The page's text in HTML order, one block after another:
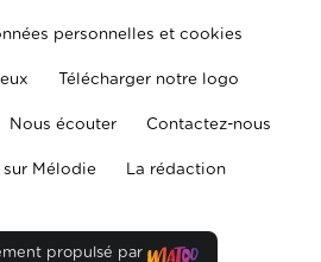
personnelles et cookies
Télécharger notre logo
Nous écouter Contactez-nous
Mélodie La rédaction
propulsé par